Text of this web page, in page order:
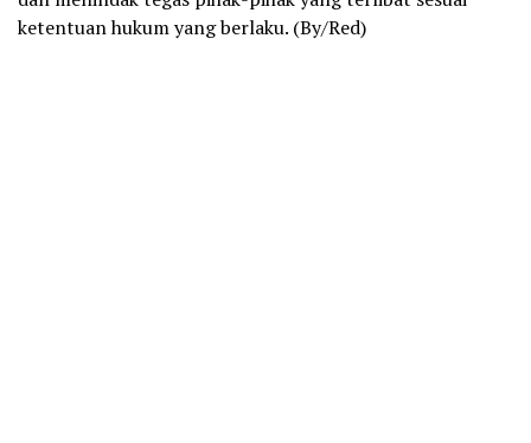
ketentuan hukum yang berlaku. (By/Red)